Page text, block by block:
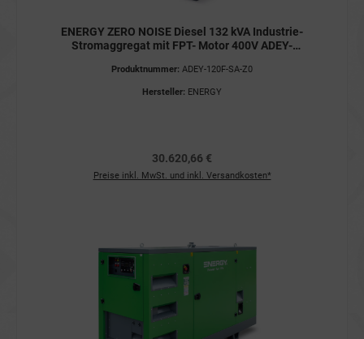
ENERGY ZERO NOISE Diesel 132 kVA Industrie-
Stromaggregat mit FPT- Motor 400V ADEY-
Produktnummer: ADEY-120F-SA-Z0
Hersteller: ENERGY
30.620,66 €
Preise inkl. MwSt. und inkl. Versandkosten*